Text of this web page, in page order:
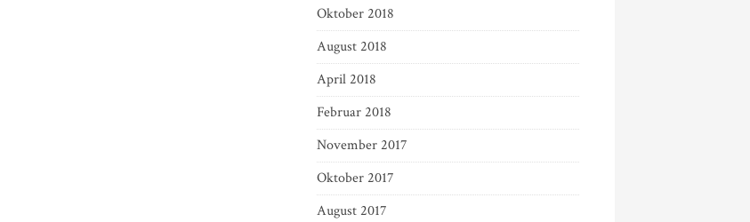
Oktober 2018
August 2018
April 2018
Februar 2018
November 2017
Oktober 2017
August 2017